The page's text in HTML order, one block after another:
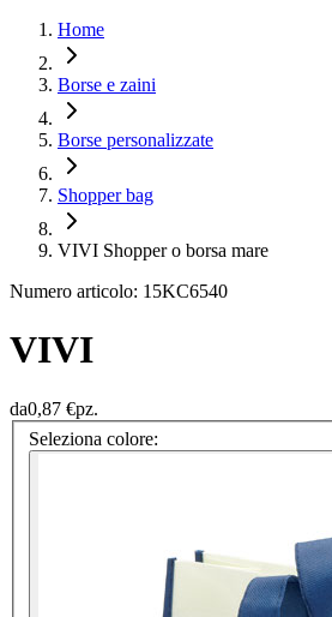
Home
Borse e zaini
Borse personalizzate
Shopper bag
VIVI Shopper o borsa mare
Numero articolo: 15KC6540
VIVI
da0,87 €pz.
Seleziona colore: